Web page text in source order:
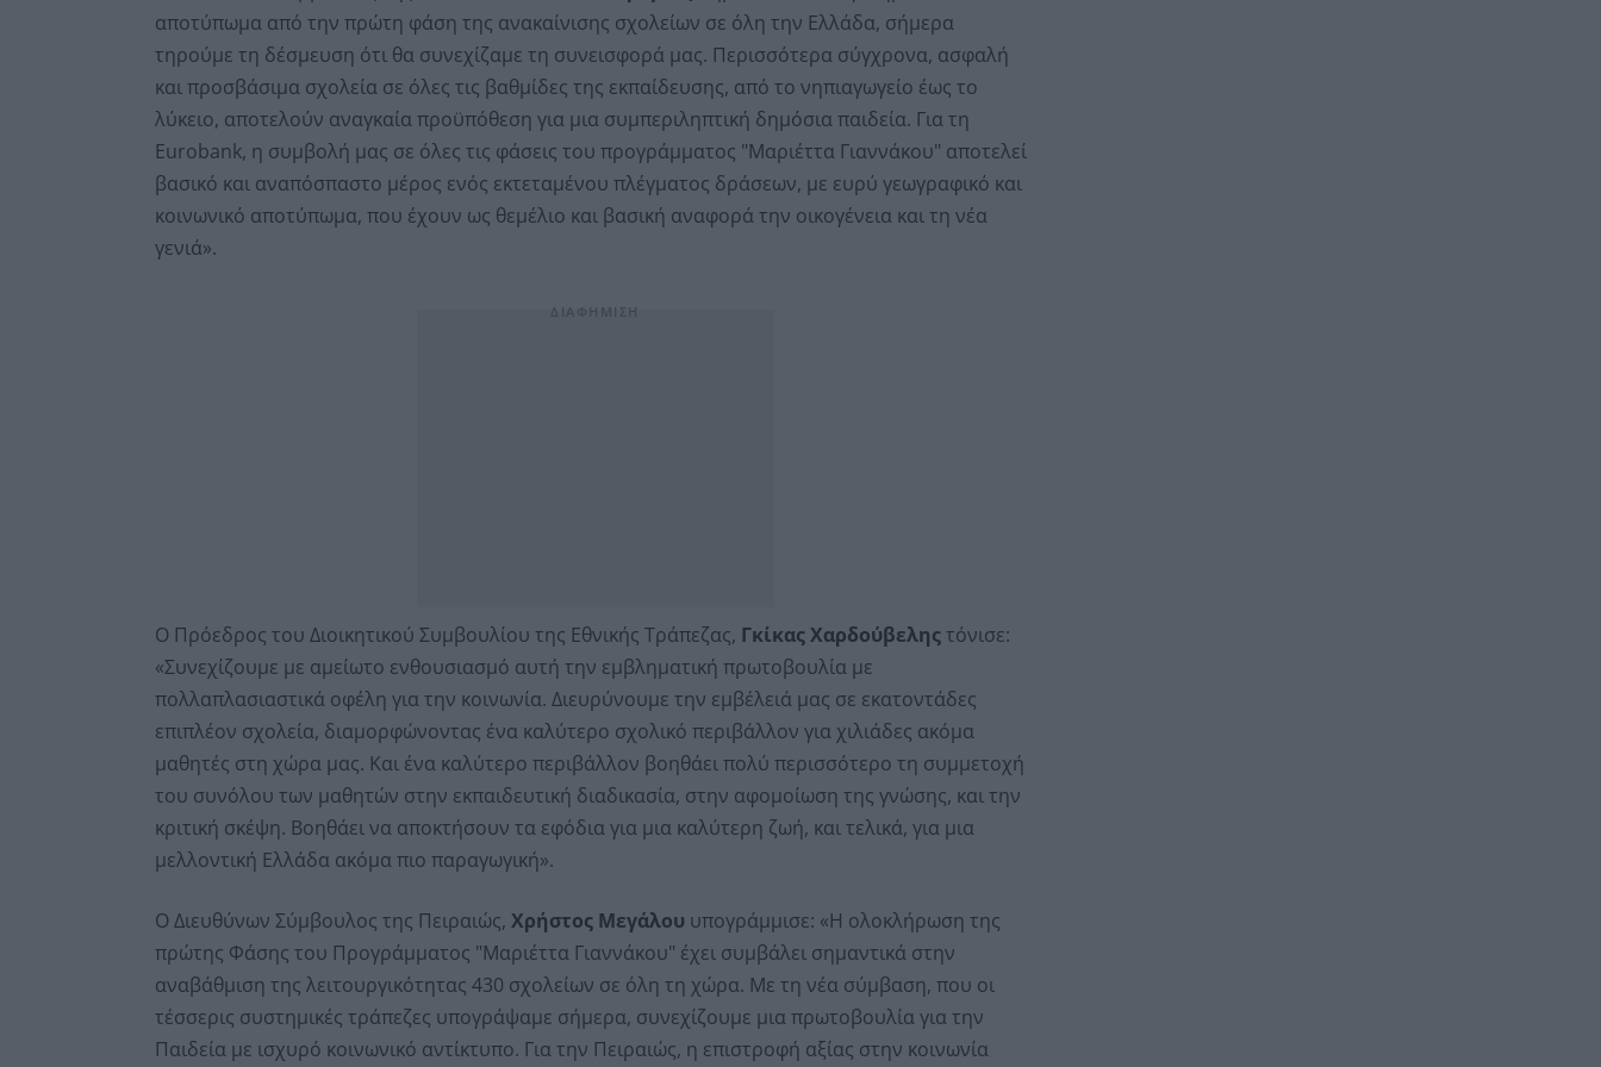
αποτύπωμα από την πρώτη φάση της ανακαίνισης σχολείων σε όλη την Ελλάδα, σήμερα
τηρούμε τη δέσμευση ότι θα συνεχίζαμε τη συνεισφορά μας. Περισσότερα σύγχρονα, ασφαλή
και προσβάσιμα σχολεία σε όλες τις βαθμίδες της εκπαίδευσης, από το νηπιαγωγείο έως το
λύκειο, αποτελούν αναγκαία προϋπόθεση για μια συμπεριληπτική δημόσια παιδεία. Για τη
Eurobank, η συμβολή μας σε όλες τις φάσεις του προγράμματος "Μαριέττα Γιαννάκου" αποτελεί
βασικό και αναπόσπαστο μέρος ενός εκτεταμένου πλέγματος δράσεων, με ευρύ γεωγραφικό και
κοινωνικό αποτύπωμα, που έχουν ως θεμέλιο και βασική αναφορά την οικογένεια και τη νέα
γενιά».
Ο Πρόεδρος του Διοικητικού Συμβουλίου της Εθνικής Τράπεζας, Γκίκας Χαρδούβεληςτόνισε:
«Συνεχίζουμε με αμείωτο ενθουσιασμό αυτή την εμβληματική πρωτοβουλία με
πολλαπλασιαστικά οφέλη για την κοινωνία. Διευρύνουμε την εμβέλειά μας σε εκατοντάδες
επιπλέον σχολεία, διαμορφώνοντας ένα καλύτερο σχολικό περιβάλλον για χιλιάδες ακόμα
μαθητές στη χώρα μας. Και ένα καλύτερο περιβάλλον βοηθάει πολύ περισσότερο τη συμμετοχή
του συνόλου των μαθητών στην εκπαιδευτική διαδικασία, στην αφομοίωση της γνώσης, και την
κριτική σκέψη. Βοηθάει να αποκτήσουν τα εφόδια για μια καλύτερη ζωή, και τελικά, για μια
μελλοντική Ελλάδα ακόμα πιο παραγωγική».
Ο Διευθύνων Σύμβουλος της Πειραιώς, Χρήστος Μεγάλου υπογράμμισε: «Η ολοκλήρωση της
πρώτης Φάσης του Προγράμματος "Μαριέττα Γιαννάκου" έχει συμβάλει σημαντικά στην
αναβάθμιση της λειτουργικότητας 430 σχολείων σε όλη τη χώρα. Με τη νέα σύμβαση, που οι
τέσσερις συστημικές τράπεζες υπογράψαμε σήμερα, συνεχίζουμε μια πρωτοβουλία για την
Παιδεία με ισχυρό κοινωνικό αντίκτυπο. Για την Πειραιώς, η επιστροφή αξίας στην κοινωνία